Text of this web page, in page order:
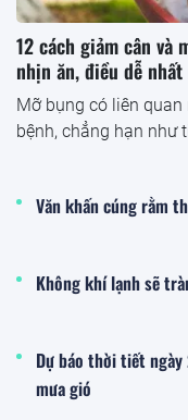
12 cách giảm cân và
nhịn ăn, điều dễ
Mỡ bụng có liên
bệnh, chẳng hạn như
Văn khấn cúng rằm
Không khí lạnh sẽ
Dự báo thời tiết
mưa gió